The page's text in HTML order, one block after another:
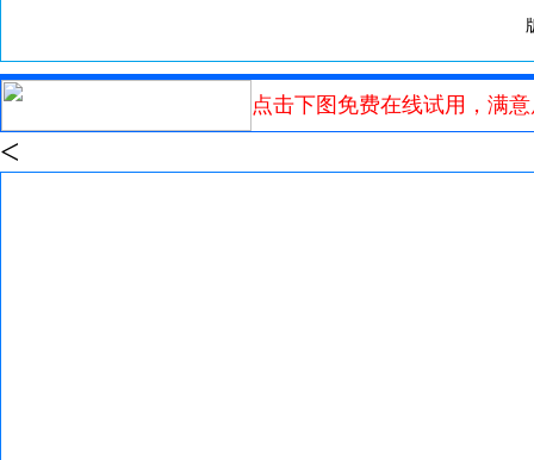
点击下图免费在线试用，满
<